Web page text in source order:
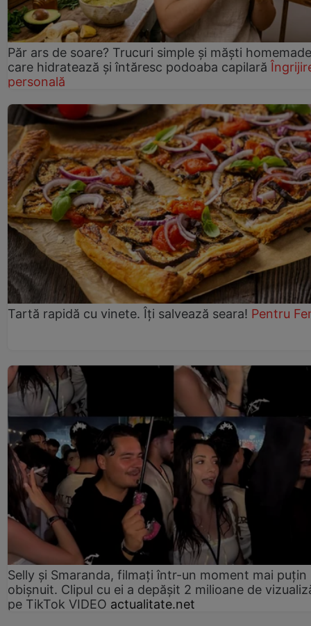
Păr ars de soare? Trucuri simple și măști homemade
care hidratează și întăresc podoaba capilară
personală
Tartă rapidă cu vinete. Îți salvează seara! Pentru
Selly și Smaranda, filmați într-un moment mai puțin
obișnuit. Clipul cu ei a depășit 2 milioane de
pe TikTok VIDEO actualitate.net